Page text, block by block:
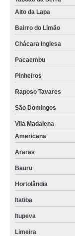
Alto da Lapa
Bairro do Limão
Chácara Inglesa
Pacaembu
Pinheiros
Raposo Tavares
São Domingos
Vila Madalena
Americana
Araras
Bauru
Hortolândia
Itatiba
Itupeva
Limeira